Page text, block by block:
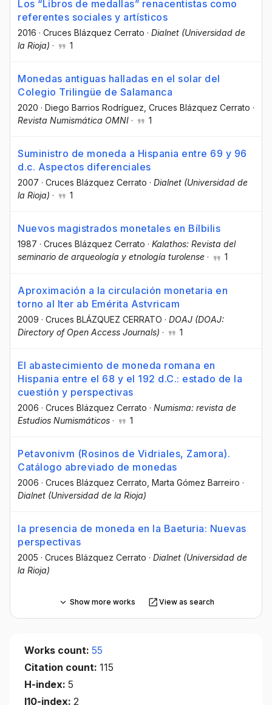
Los “Libros de medallas” renacentistas como
referentes sociales y artísticos
2016 · Cruces Blázquez Cerrato · Dialnet (Universidad de
la Rioja) · 1
Monedas antiguas halladas en el solar del
Colegio Trilingüe de Salamanca
2020 · Diego Barrios Rodríguez , Cruces Blázquez Cerrato ·
Revista Numismática OMNI · 1
Suministro de moneda a Hispania entre 69 y 96
d.c. Aspectos diferenciales
2007 · Cruces Blázquez Cerrato · Dialnet (Universidad de
la Rioja) · 1
Nuevos magistrados monetales en Bílbilis
1987 · Cruces Blázquez Cerrato · Kalathos: Revista del
seminario de arqueología y etnología turolense · 1
Aproximación a la circulación monetaria en
torno al Iter ab Emérita Astvricam
2009 · Cruces BLÁZQUEZ CERRATO · DOAJ (DOAJ:
Directory of Open Access Journals) · 1
El abastecimiento de moneda romana en
Hispania entre el 68 y el 192 d.C.: estado de la
cuestión y perspectivas
2006 · Cruces Blázquez Cerrato · Numisma: revista de
Estudios Numismáticos · 1
Petavonivm (Rosinos de Vidriales, Zamora).
Catálogo abreviado de monedas
2006 · Cruces Blázquez Cerrato , Marta Gómez Barreiro ·
Dialnet (Universidad de la Rioja)
la presencia de moneda en la Baeturia: Nuevas
perspectivas
2005 · Cruces Blázquez Cerrato · Dialnet (Universidad de
la Rioja)
Show more works View as search
Works count: 55
Citation count: 115
H-index: 5
I10-index: 2